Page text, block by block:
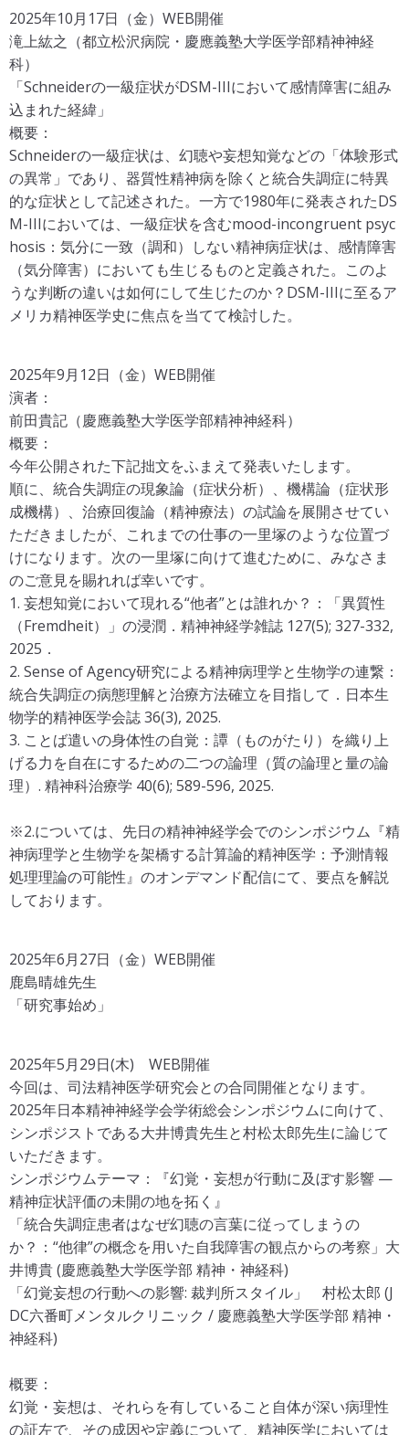
2025年10月17日（金）WEB開催
滝上紘之（都立松沢病院・慶應義塾大学医学部精神神経
科）
「Schneiderの一級症状がDSM-IIIにおいて感情障害に組み
込まれた経緯」
概要：
Schneiderの一級症状は、幻聴や妄想知覚などの「体験形式
の異常」であり、器質性精神病を除くと統合失調症に特異
的な症状として記述された。一方で1980年に発表されたDS
M-IIIにおいては、一級症状を含むmood-incongruent psyc
hosis：気分に一致（調和）しない精神病症状は、感情障害
（気分障害）においても生じるものと定義された。このよ
うな判断の違いは如何にして生じたのか？DSM-IIIに至るア
メリカ精神医学史に焦点を当てて検討した。
2025年9月12日（金）WEB開催
演者：
前田貴記（慶應義塾大学医学部精神神経科）
概要：
今年公開された下記拙文をふまえて発表いたします。
順に、統合失調症の現象論（症状分析）、機構論（症状形
成機構）、治療回復論（精神療法）の試論を展開させてい
ただきましたが、これまでの仕事の一里塚のような位置づ
けになります。次の一里塚に向けて進むために、みなさま
のご意見を賜れれば幸いです。
1. 妄想知覚において現れる“他者”とは誰れか？：「異質性
（Fremdheit）」の浸潤．精神神経学雑誌 127(5); 327-332,
2025．
2. Sense of Agency研究による精神病理学と生物学の連繋：
統合失調症の病態理解と治療方法確立を目指して．日本生
物学的精神医学会誌 36(3), 2025.
3. ことば遣いの身体性の自覚：譚（ものがたり）を織り上
げる力を自在にするための二つの論理（質の論理と量の論
理）. 精神科治療学 40(6); 589-596, 2025.
※2.については、先日の精神神経学会でのシンポジウム『精
神病理学と生物学を架橋する計算論的精神医学：予測情報
処理理論の可能性』のオンデマンド配信にて、要点を解説
しております。
2025年6月27日（金）WEB開催
鹿島晴雄先生
「研究事始め」
2025年5月29日(木) WEB開催
今回は、司法精神医学研究会との合同開催となります。
2025年日本精神神経学会学術総会シンポジウムに向けて、
シンポジストである大井博貴先生と村松太郎先生に論じて
いただきます。
シンポジウムテーマ：『幻覚・妄想が行動に及ぼす影響 —
精神症状評価の未開の地を拓く』
「統合失調症患者はなぜ幻聴の言葉に従ってしまうの
か？：“他律”の概念を用いた自我障害の観点からの考察」大
井博貴 (慶應義塾大学医学部 精神・神経科)
「幻覚妄想の行動への影響: 裁判所スタイル」 村松太郎 (J
DC六番町メンタルクリニック / 慶應義塾大学医学部 精神・
神経科)
概要：
幻覚・妄想は、それらを有していること自体が深い病理性
の証左で、その成因や定義について、精神医学においては